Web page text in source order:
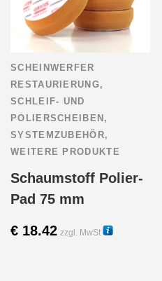
SCHEINWERFER
RESTAURIERUNG,
SCHLEIF- UND
POLIERSCHEIBEN ,
SYSTEMZUBEHÖR,
WEITERE PRODUKTE
Schaumstoff Polier-
Pad 75 mm
€ 18.42 zzgl. MwSt